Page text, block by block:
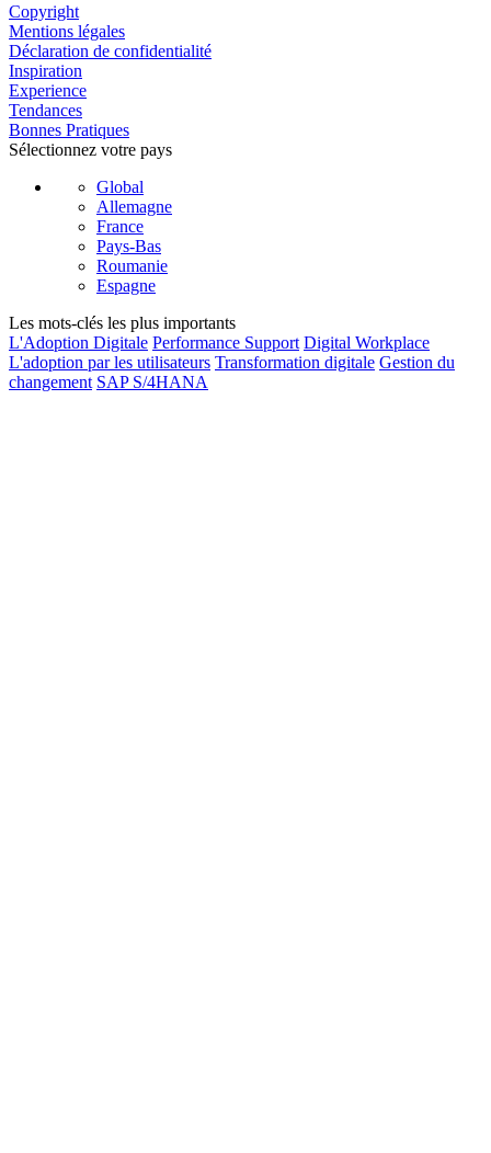
Copyright
Mentions légales
Déclaration de confidentialité
Inspiration
Experience
Tendances
Bonnes Pratiques
Sélectionnez votre pays
Global
Allemagne
France
Pays-Bas
Roumanie
Espagne
Les mots-clés les plus importants
L'Adoption Digitale Performance Support Digital Workplace
L'adoption par les utilisateurs Transformation digitale Gestion du
changement SAP S/4HANA